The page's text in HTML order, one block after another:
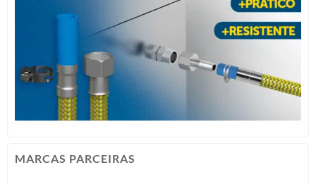
MARCAS PARCEIRAS